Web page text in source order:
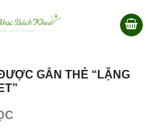
GẮN THẺ “LẶNG